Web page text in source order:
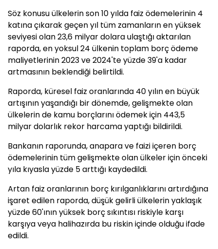
Söz konusu ülkelerin son 10 yılda faiz ödemelerinin 4
katına çıkarak geçen yıl tüm zamanların en yüksek
seviyesi olan 23,6 milyar dolara ulaştığı aktarılan
raporda, en yoksul 24 ülkenin toplam borç ödeme
maliyetlerinin 2023 ve 2024'te yüzde 39'a kadar
artmasının beklendiği belirtildi.
Raporda, küresel faiz oranlarında 40 yılın en büyük
artışının yaşandığı bir dönemde, gelişmekte olan
ülkelerin de kamu borçlarını ödemek için 443,5
milyar dolarlık rekor harcama yaptığı bildirildi.
Bankanın raporunda, anapara ve faizi içeren borç
ödemelerinin tüm gelişmekte olan ülkeler için önceki
yıla kıyasla yüzde 5 arttığı kaydedildi.
Artan faiz oranlarının borç kırılganlıklarını artırdığına
işaret edilen raporda, düşük gelirli ülkelerin yaklaşık
yüzde 60'ının yüksek borç sıkıntısı riskiyle karşı
karşıya veya halihazırda bu riskin içinde olduğu ifade
edildi.